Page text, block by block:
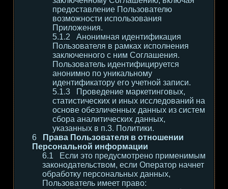
предоставление Пользователю
возможности использования
Приложения.
Анонимная идентификация
Пользователя в рамках исполнения
заключенного с ним Соглашения.
Пользователь идентифицируется
анонимно по уникальному
идентификатору его учетной записи.
Проведение маркетинговых,
статистических и иных исследований на
основе обезличенных данных из систем
сбора аналитических данных,
указанных в п.3. Политики.
Права Пользователя в отношении
Персональной информации
Если это предусмотрено применимым
законодательством, если Оператор начнет
обработку персональных данных,
Пользователь имеет право: